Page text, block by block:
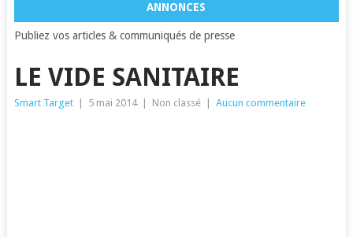
ANNONCES
Publiez vos articles & communiqués de presse
LE VIDE SANITAIRE
Smart Target 5 mai 2014 Non classé Aucun commentaire